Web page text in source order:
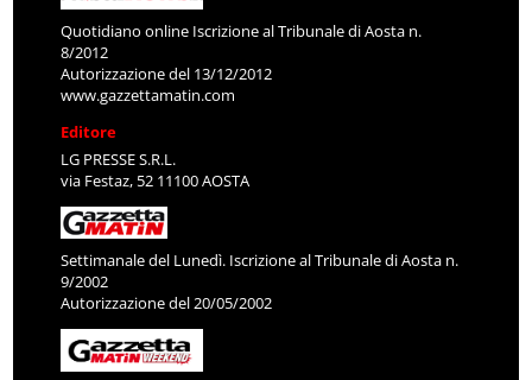
Quotidiano online Iscrizione al Tribunale di Aosta n.
8/2012
Autorizzazione del 13/12/2012
www.gazzettamatin.com
Editore
LG PRESSE S.R.L.
via Festaz, 52 11100 AOSTA
Settimanale del Lunedì. Iscrizione al Tribunale di Aosta n.
9/2002
Autorizzazione del 20/05/2002